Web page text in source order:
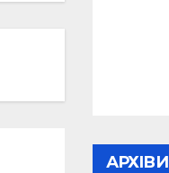
АРХІВИ